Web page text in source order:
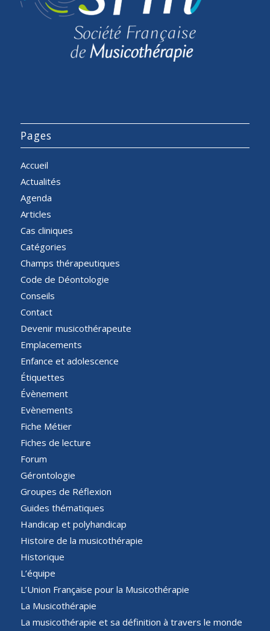
Pages
Accueil
Actualités
Agenda
Articles
Cas cliniques
Catégories
Champs thérapeutiques
Code de Déontologie
Conseils
Contact
Devenir musicothérapeute
Emplacements
Enfance et adolescence
Étiquettes
Évènement
Evènements
Fiche Métier
Fiches de lecture
Forum
Gérontologie
Groupes de Réflexion
Guides thématiques
Handicap et polyhandicap
Histoire de la musicothérapie
Historique
L’équipe
L’Union Française pour la Musicothérapie
La Musicothérapie
La musicothérapie et sa définition à travers le monde